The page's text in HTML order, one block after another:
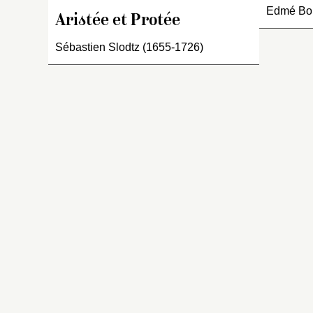
Aristée et Protée
Sébastien Slodtz (1655-1726)
Edmé